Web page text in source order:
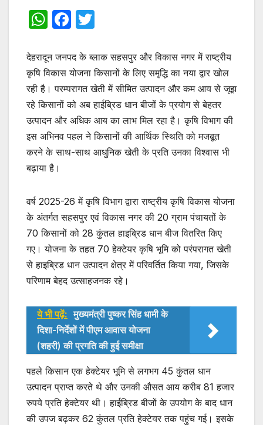
W
at
s
A
p
p
F
c
e
b
o
o
k
itt
er
देहरादून जनपद के ब्लाक सहसपुर और विकास नगर में राष्ट्रीय
कृषि विकास योजना किसानों के लिए समृद्धि का नया द्वार खोल
रही है। परम्परागत खेती में सीमित उत्पादन और कम आय से जूझ
रहे किसानों को अब हाईब्रिड धान बीजों के प्रयोग से बेहतर
उत्पादन और अधिक आय का लाभ मिल रहा है। कृषि विभाग की
इस अभिनव पहल ने किसानों की आर्थिक स्थिति को मजबूत
करने के साथ-साथ आधुनिक खेती के प्रति उनका विश्वास भी
बढ़ाया है।
वर्ष 2025-26 में कृषि विभाग द्वारा राष्ट्रीय कृषि विकास योजना
के अंतर्गत सहसपुर एवं विकास नगर की 20 ग्राम पंचायतों के
70 किसानों को 28 कुंतल हाइब्रिड धान बीज वितरित किए
गए। योजना के तहत 70 हेक्टेयर कृषि भूमि को परंपरागत खेती
से हाइब्रिड धान उत्पादन क्षेत्र में परिवर्तित किया गया, जिसके
परिणाम बेहद उत्साहजनक रहे।
ये भी पढ़ें: मुख्यमंत्री पुष्कर सिंह धामी के
दिशा-निर्देशों में पीएम आवास योजना
(शहरी) की प्रगति की हुई समीक्षा
पहले किसान एक हेक्टेयर भूमि से लगभग 45 कुंतल धान
उत्पादन प्राप्त करते थे और उनकी औसत आय करीब 81 हजार
रुपये प्रति हेक्टेयर थी। हाईब्रिड बीजों के उपयोग के बाद धान
की उपज बढ़कर 62 कुंतल प्रति हेक्टेयर तक पहुंच गई। इसके